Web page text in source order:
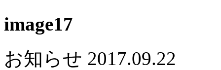
image17
お知らせ 2017.09.22